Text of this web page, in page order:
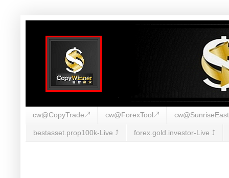
cw@CopyTrade↗ cw@ForexTool↗
bestasset.prop100k-Live ⤴︎ forex.gold.investor-Live ⤴︎